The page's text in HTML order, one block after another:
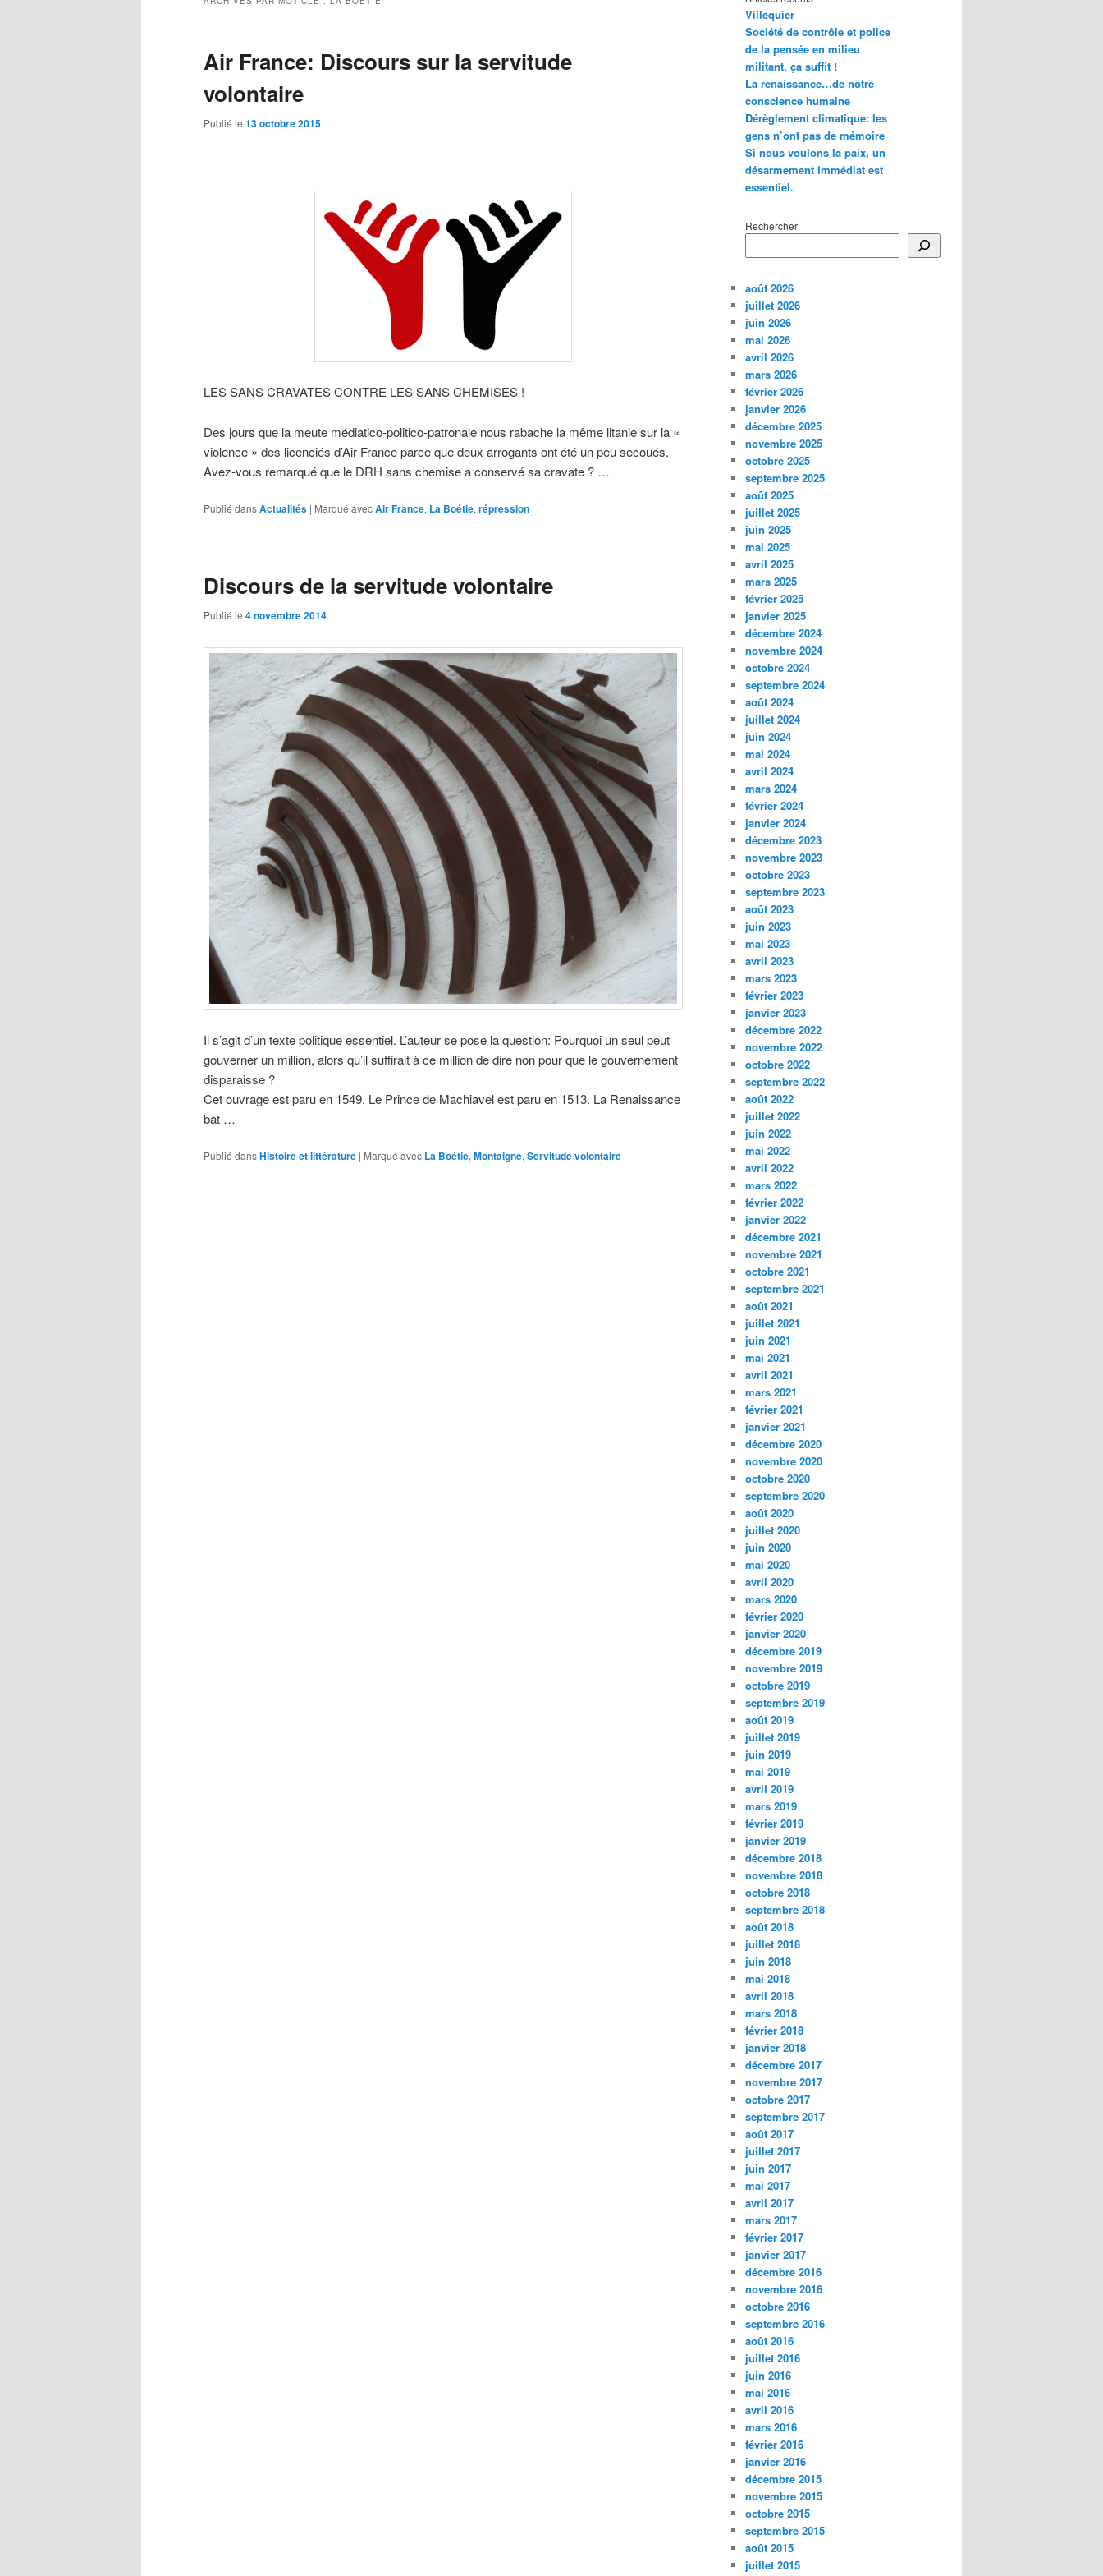
Air France: Discours sur la servitude
volontaire
Publié le 13 octobre 2015
LES SANS CRAVATES CONTRE LES SANS CHEMISES !
Des jours que la meute médiatico-politico-patronale nous rabache la même litanie sur la «
violence » des licenciés d’Air France parce que deux arrogants ont été un peu secoués.
Avez-vous remarqué que le DRH sans chemise a conservé sa cravate ? …
Publié dansActualités | Marqué avecAir France, La Boétie, répression
Discours de la servitude volontaire
Publié le 4 novembre 2014
Il s’agit d’un texte politique essentiel. L’auteur se pose la question: Pourquoi un seul peut
gouverner un million, alors qu’il suffirait à ce million de dire non pour que le gouvernement
disparaisse ?
Cet ouvrage est paru en 1549. Le Prince de Machiavel est paru en 1513. La Renaissance
bat …
Publié dansHistoire et littérature | Marqué avec La Boétie, Montaigne, Servitude volontaire
Villequier
Société de contrôle et police
de la pensée en milieu
militant, ça suffit !
La renaissance…de notre
conscience humaine
Dérèglement climatique: les
gens n’ont pas de mémoire
Si nous voulons la paix, un
désarmement immédiat est
essentiel.
Rechercher
août 2026
juillet 2026
juin 2026
mai 2026
avril 2026
mars 2026
février 2026
janvier 2026
décembre 2025
novembre 2025
octobre 2025
septembre 2025
août 2025
juillet 2025
juin 2025
mai 2025
avril 2025
mars 2025
février 2025
janvier 2025
décembre 2024
novembre 2024
octobre 2024
septembre 2024
août 2024
juillet 2024
juin 2024
mai 2024
avril 2024
mars 2024
février 2024
janvier 2024
décembre 2023
novembre 2023
octobre 2023
septembre 2023
août 2023
juin 2023
mai 2023
avril 2023
mars 2023
février 2023
janvier 2023
décembre 2022
novembre 2022
octobre 2022
septembre 2022
août 2022
juillet 2022
juin 2022
mai 2022
avril 2022
mars 2022
février 2022
janvier 2022
décembre 2021
novembre 2021
octobre 2021
septembre 2021
août 2021
juillet 2021
juin 2021
mai 2021
avril 2021
mars 2021
février 2021
janvier 2021
décembre 2020
novembre 2020
octobre 2020
septembre 2020
août 2020
juillet 2020
juin 2020
mai 2020
avril 2020
mars 2020
février 2020
janvier 2020
décembre 2019
novembre 2019
octobre 2019
septembre 2019
août 2019
juillet 2019
juin 2019
mai 2019
avril 2019
mars 2019
février 2019
janvier 2019
décembre 2018
novembre 2018
octobre 2018
septembre 2018
août 2018
juillet 2018
juin 2018
mai 2018
avril 2018
mars 2018
février 2018
janvier 2018
décembre 2017
novembre 2017
octobre 2017
septembre 2017
août 2017
juillet 2017
juin 2017
mai 2017
avril 2017
mars 2017
février 2017
janvier 2017
décembre 2016
novembre 2016
octobre 2016
septembre 2016
août 2016
juillet 2016
juin 2016
mai 2016
avril 2016
mars 2016
février 2016
janvier 2016
décembre 2015
novembre 2015
octobre 2015
septembre 2015
août 2015
juillet 2015